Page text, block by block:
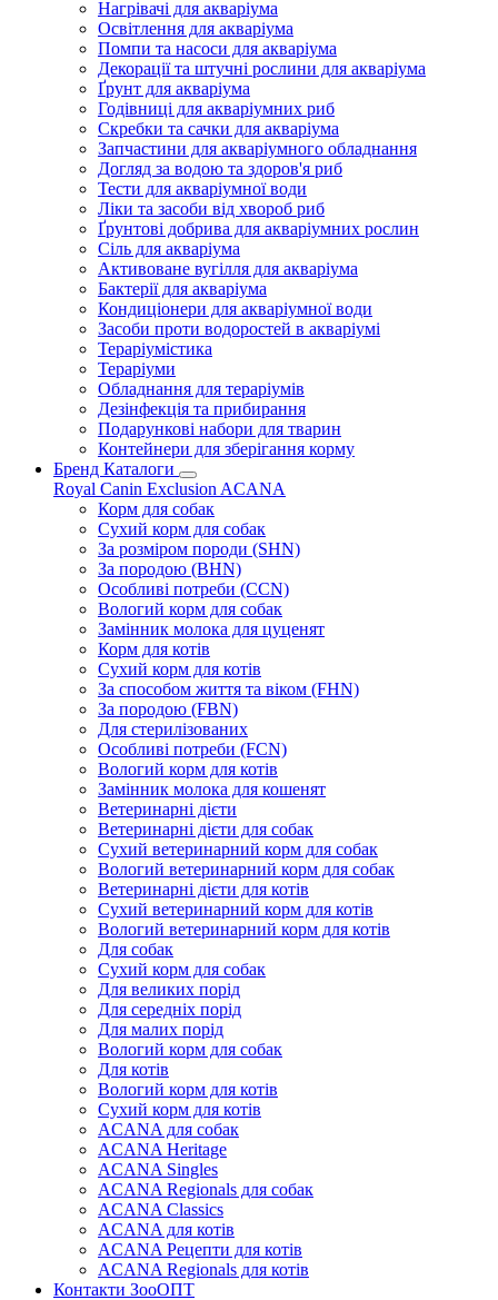
Нагрівачі для акваріума
Освітлення для акваріума
Помпи та насоси для акваріума
Декорації та штучні рослини для акваріума
Ґрунт для акваріума
Годівниці для акваріумних риб
Скребки та сачки для акваріума
Запчастини для акваріумного обладнання
Догляд за водою та здоров'я риб
Тести для акваріумної води
Ліки та засоби від хвороб риб
Ґрунтові добрива для акваріумних рослин
Сіль для акваріума
Активоване вугілля для акваріума
Бактерії для акваріума
Кондиціонери для акваріумної води
Засоби проти водоростей в акваріумі
Тераріумістика
Тераріуми
Обладнання для тераріумів
Дезінфекція та прибирання
Подарункові набори для тварин
Контейнери для зберігання корму
Бренд Каталоги
Royal Canin Exclusion ACANA
Корм для собак
Сухий корм для собак
За розміром породи (SHN)
За породою (BHN)
Особливі потреби (CCN)
Вологий корм для собак
Замінник молока для цуценят
Корм для котів
Сухий корм для котів
За способом життя та віком (FHN)
За породою (FBN)
Для стерилізованих
Особливі потреби (FCN)
Вологий корм для котів
Замінник молока для кошенят
Ветеринарні дієти
Ветеринарні дієти для собак
Сухий ветеринарний корм для собак
Вологий ветеринарний корм для собак
Ветеринарні дієти для котів
Сухий ветеринарний корм для котів
Вологий ветеринарний корм для котів
Для собак
Сухий корм для собак
Для великих порід
Для середніх порід
Для малих порід
Вологий корм для собак
Для котів
Вологий корм для котів
Сухий корм для котів
ACANA для собак
ACANA Heritage
ACANA Singles
ACANA Regionals для собак
ACANA Classics
ACANA для котів
ACANA Рецепти для котів
ACANA Regionals для котів
Контакти ЗооОПТ